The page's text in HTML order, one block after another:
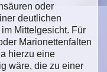
oder
deutlichen
Mittelgesicht. Für
Marionettenfalten
hierzu eine
wäre, die zu einer